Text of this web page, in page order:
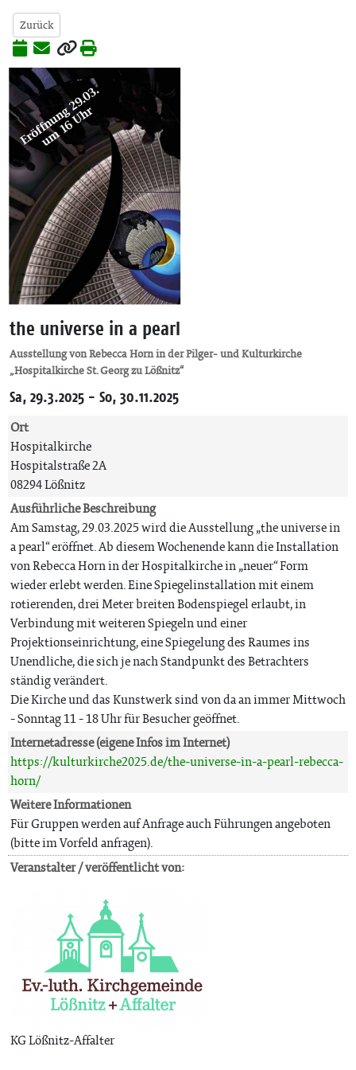
Zurück
the universe in a pearl
Ausstellung von Rebecca Horn in der Pilger- und Kulturkirche
„Hospitalkirche St. Georg zu Lößnitz“
Sa, 29.3.2025 - So, 30.11.2025
Ort
Hospitalkirche
Hospitalstraße 2A
08294 Lößnitz
Ausführliche Beschreibung
Am Samstag, 29.03.2025 wird die Ausstellung „the universe in
a pearl“ eröffnet. Ab diesem Wochenende kann die Installation
von Rebecca Horn in der Hospitalkirche in „neuer“ Form
wieder erlebt werden. Eine Spiegelinstallation mit einem
rotierenden, drei Meter breiten Bodenspiegel erlaubt, in
Verbindung mit weiteren Spiegeln und einer
Projektionseinrichtung, eine Spiegelung des Raumes ins
Unendliche, die sich je nach Standpunkt des Betrachters
ständig verändert.
Die Kirche und das Kunstwerk sind von da an immer Mittwoch
- Sonntag 11 - 18 Uhr für Besucher geöffnet.
Internetadresse (eigene Infos im Internet)
https://kulturkirche2025.de/the-universe-in-a-pearl-rebecca-
horn/
Weitere Informationen
Für Gruppen werden auf Anfrage auch Führungen angeboten
(bitte im Vorfeld anfragen).
Veranstalter / veröffentlicht von:
KG Lößnitz-Affalter